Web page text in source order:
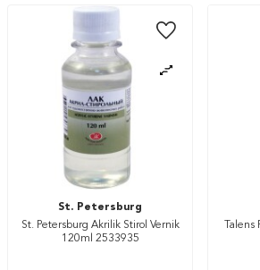
St. Petersburg
St. Petersburg Akrilik Stirol Vernik
120ml 2533935